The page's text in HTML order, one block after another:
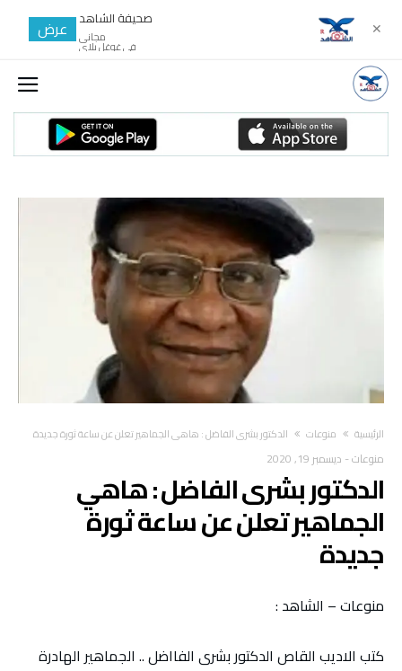
‫الرئيسية‬ منوعات الدكتور بشرى الفاضل : هاهي الجماهير تعلن عن ساعة ثورة جديدة
منوعات- ديسمبر 19, 2020
الدكتور بشرى الفاضل : هاهي
الجماهير تعلن عن ساعة ثورة
جديدة
منوعات – الشاهد :
كتب الاديب القاص الدكتور بشرى الفااضل .. الجماهير الهادرة
✕ صحيفة الشاهد
مجانى
في غوغل بلاي
عرض